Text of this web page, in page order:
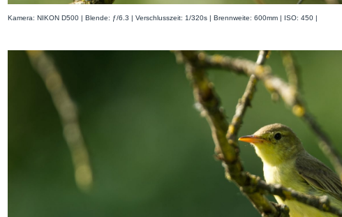
Kamera: NIKON D500 | Blende: ƒ/6.3 | Verschlusszeit: 1/320s | Brennweite: 600mm | ISO: 450 |